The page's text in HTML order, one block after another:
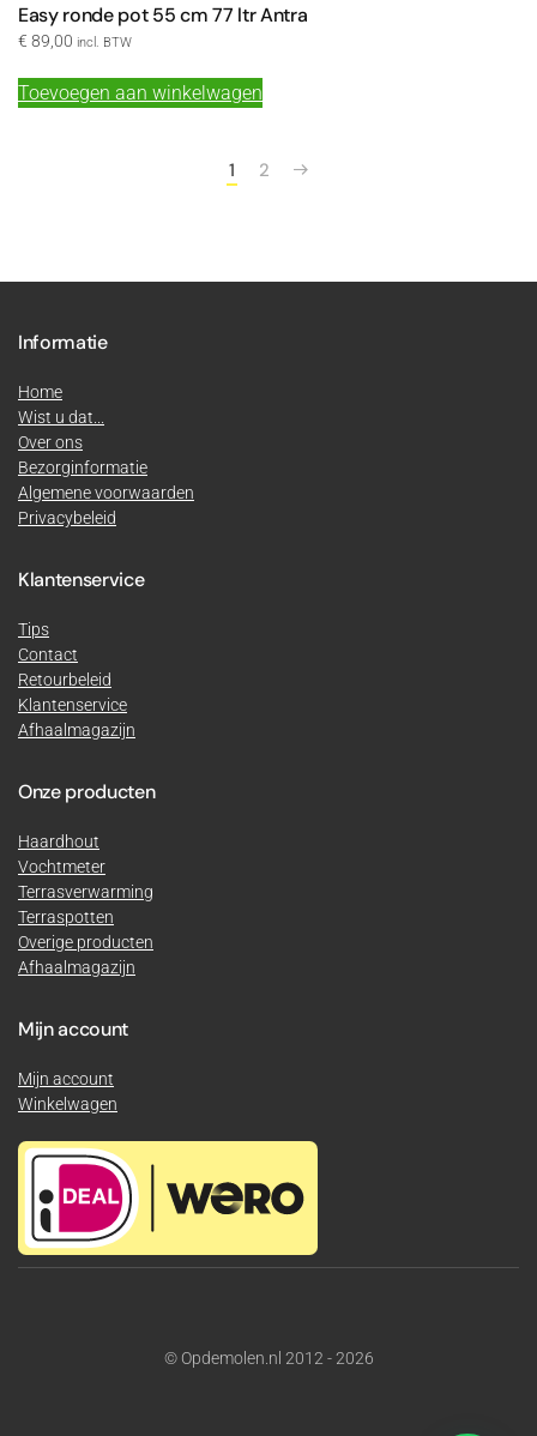
Easy ronde pot 55 cm 77 ltr Antra
€ 89,00 incl. BTW
Toevoegen aan winkelwagen
1 2
Informatie
Home
Wist u dat...
Over ons
Bezorginformatie
Algemene voorwaarden
Privacybeleid
Klantenservice
Tips
Contact
Retourbeleid
Klantenservice
Afhaalmagazijn
Onze producten
Haardhout
Vochtmeter
Terrasverwarming
Terraspotten
Overige producten
Afhaalmagazijn
Mijn account
Mijn account
Winkelwagen
© Opdemolen.nl 2012 - 2026